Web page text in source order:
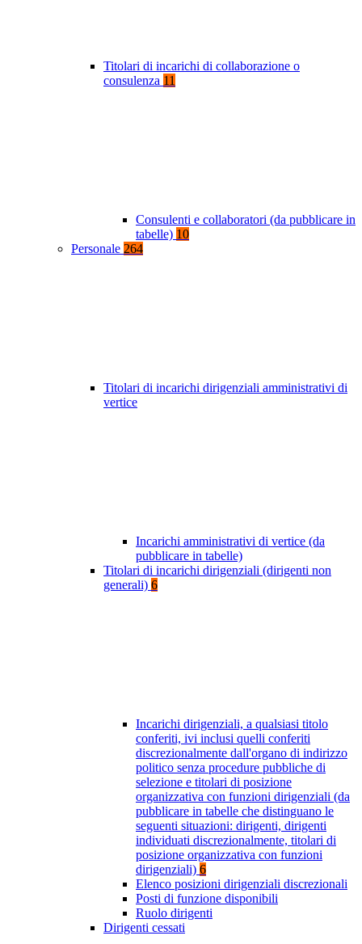
Titolari di incarichi di collaborazione o
consulenza 11
Consulenti e collaboratori (da pubblicare in
tabelle) 10
Personale 264
Titolari di incarichi dirigenziali amministrativi di
vertice
Incarichi amministrativi di vertice (da
pubblicare in tabelle)
Titolari di incarichi dirigenziali (dirigenti non
generali) 6
Incarichi dirigenziali, a qualsiasi titolo
conferiti, ivi inclusi quelli conferiti
discrezionalmente dall'organo di indirizzo
politico senza procedure pubbliche di
selezione e titolari di posizione
organizzativa con funzioni dirigenziali (da
pubblicare in tabelle che distinguano le
seguenti situazioni: dirigenti, dirigenti
individuati discrezionalmente, titolari di
posizione organizzativa con funzioni
dirigenziali) 6
Elenco posizioni dirigenziali discrezionali
Posti di funzione disponibili
Ruolo dirigenti
Dirigenti cessati